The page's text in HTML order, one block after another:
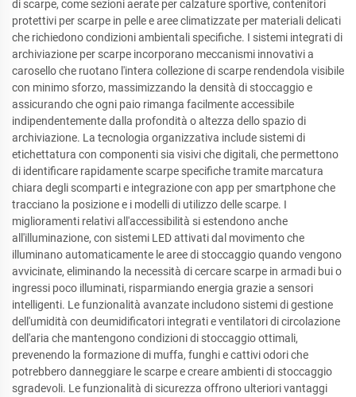
di scarpe, come sezioni aerate per calzature sportive, contenitori
protettivi per scarpe in pelle e aree climatizzate per materiali delicati
che richiedono condizioni ambientali specifiche. I sistemi integrati di
archiviazione per scarpe incorporano meccanismi innovativi a
carosello che ruotano l'intera collezione di scarpe rendendola visibile
con minimo sforzo, massimizzando la densità di stoccaggio e
assicurando che ogni paio rimanga facilmente accessibile
indipendentemente dalla profondità o altezza dello spazio di
archiviazione. La tecnologia organizzativa include sistemi di
etichettatura con componenti sia visivi che digitali, che permettono
di identificare rapidamente scarpe specifiche tramite marcatura
chiara degli scomparti e integrazione con app per smartphone che
tracciano la posizione e i modelli di utilizzo delle scarpe. I
miglioramenti relativi all'accessibilità si estendono anche
all'illuminazione, con sistemi LED attivati dal movimento che
illuminano automaticamente le aree di stoccaggio quando vengono
avvicinate, eliminando la necessità di cercare scarpe in armadi bui o
ingressi poco illuminati, risparmiando energia grazie a sensori
intelligenti. Le funzionalità avanzate includono sistemi di gestione
dell'umidità con deumidificatori integrati e ventilatori di circolazione
dell'aria che mantengono condizioni di stoccaggio ottimali,
prevenendo la formazione di muffa, funghi e cattivi odori che
potrebbero danneggiare le scarpe e creare ambienti di stoccaggio
sgradevoli. Le funzionalità di sicurezza offrono ulteriori vantaggi